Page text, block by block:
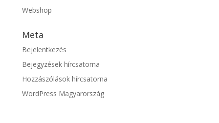
Webshop
Meta
Bejelentkezés
Bejegyzések hírcsatorna
Hozzászólások hírcsatorna
WordPress Magyarország